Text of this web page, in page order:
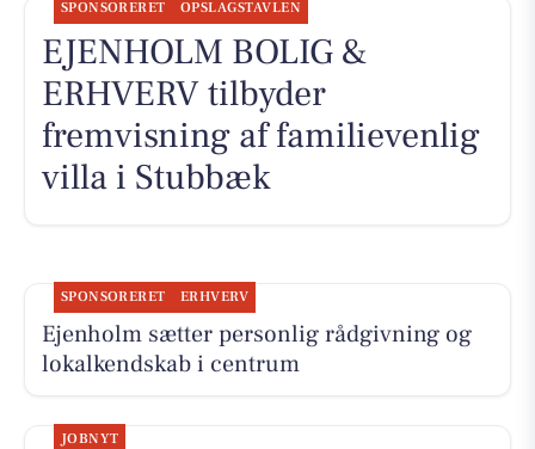
SPONSORERET OPSLAGSTAVLEN
EJENHOLM BOLIG &
ERHVERV tilbyder
fremvisning af familievenlig
villa i Stubbæk
SPONSORERET ERHVERV
Ejenholm sætter personlig rådgivning og
lokalkendskab i centrum
JOBNYT